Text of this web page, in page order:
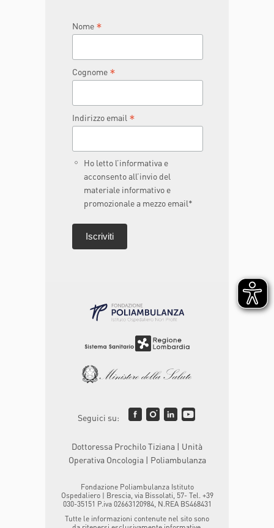
Nome *
Cognome *
Indirizzo email *
Ho letto l’informativa e
acconsento all’invio del
materiale informativo e
promozionale a mezzo email*
Seguici su:
Dottoressa Prochilo Tiziana | Unità
Operativa Oncologia | Poliambulanza
Fondazione Poliambulanza Istituto
Ospedaliero | Brescia, via Bissolati, 57- Tel. +39
030-35151 P.iva 02663120984, N.REA BS468431
Tutte le informazioni contenute nel sito sono